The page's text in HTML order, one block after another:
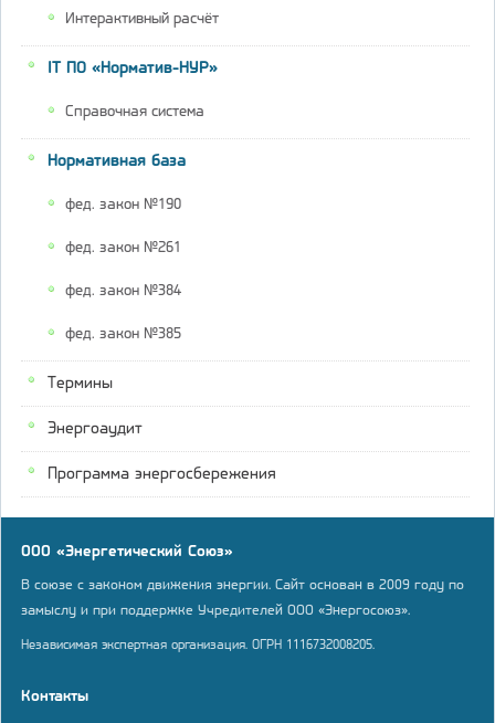
Интерактивный расчёт
IT ПО «Норматив-НУР»
Справочная система
Нормативная база
фед. закон №190
фед. закон №261
фед. закон №384
фед. закон №385
Термины
Энергоаудит
Программа энергосбережения
ООО «Энергетический Союз»
В союзе с законом движения энергии. Сайт основан в 2009 году по
замыслу и при поддержке Учредителей ООО «Энергосоюз».
Независимая экспертная организация. ОГРН 1116732008205.
Контакты